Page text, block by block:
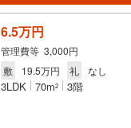
6.5万円
管理費等 3,000円
敷
19.5万円 礼 なし
3LDK 70m2 3階